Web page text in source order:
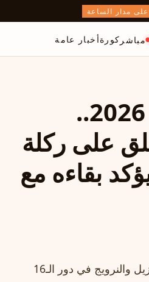
على مدار الساعة
مباشر كورةأخبار عامة
كأس العالم 2026..
على ركلة
بقاءه مع
تعقدت أحداث مباراة البرازيل والنرويج في دور الـ16